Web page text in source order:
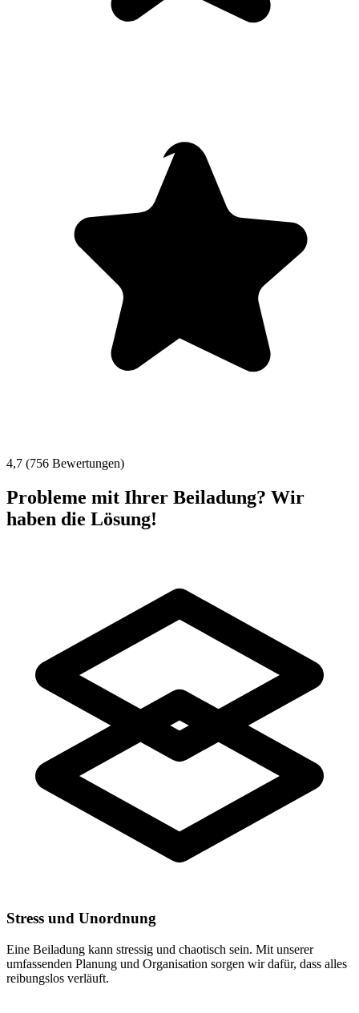
4,7 (756 Bewertungen)
Probleme mit Ihrer Beiladung? Wir
haben die Lösung!
Stress und Unordnung
Eine Beiladung kann stressig und chaotisch sein. Mit unserer
umfassenden Planung und Organisation sorgen wir dafür, dass alles
reibungslos verläuft.